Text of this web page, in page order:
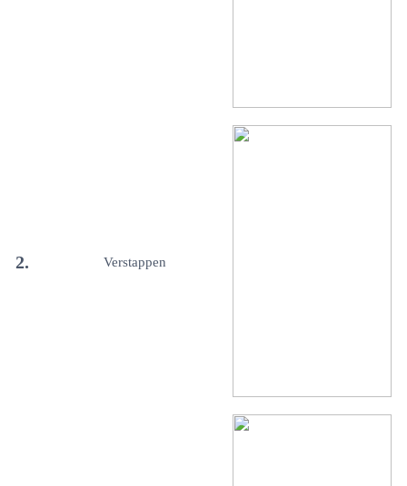
2. Verstappen